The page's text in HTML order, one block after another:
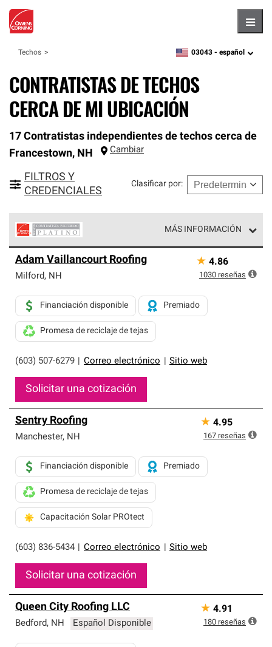
Techos zipcode,language
03043 - español
CONTRATISTAS DE TECHOS
CERCA DE MI UBICACIÓN
17 Contratistas independientes de techos cerca de
Francestown, NH Cambiar
FILTROS Y
CREDENCIALES
Clasificar por:
MÁS INFORMACIÓN
Corning constituyen el nivel superior de nuestra red
exclusiva y cumplen con estándares estrictos de
Solo ellos pueden ofrecer nuestra mejor garantía de
sistemas de techos.
Adam Vaillancourt Roofing
Milford, NH
(603) 507-6279 Correo electrónico Sitio web
Financiación disponible Premiado
Promesa de reciclaje de tejas
Solicitar una cotización
★ 4.86
1030 reseñas
Sentry Roofing
Manchester, NH
(603) 836-5434 Correo electrónico Sitio web
Financiación disponible Premiado
Promesa de reciclaje de tejas
Capacitación Solar PROtect
Solicitar una cotización
★ 4.95
167 reseñas
Queen City Roofing LLC
Bedford, NH Español Disponible
★ 4.91
180 reseñas